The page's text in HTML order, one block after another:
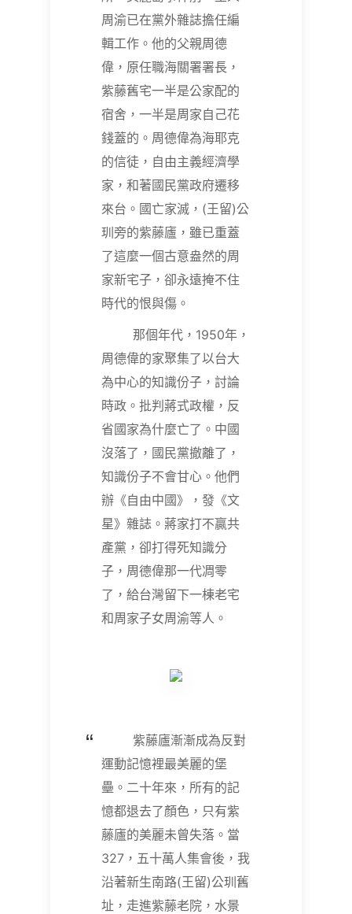
周渝已在黨外雜誌擔任編
輯工作。他的父親周德
偉，原任職海關署署長，
紫藤舊宅一半是公家配的
宿舍，一半是周家自己花
錢蓋的。周德偉為海耶克
的信徒，自由主義經濟學
家，和著國民黨政府遷移
來台。國亡家滅，(王留)公
玔旁的紫藤廬，雖已重蓋
了這麼一個古意盎然的周
家新宅子，卻永遠掩不住
時代的恨與傷。
那個年代，1950年，
周德偉的家聚集了以台大
為中心的知識份子，討論
時政。批判蔣式政權，反
省國家為什麼亡了。中國
沒落了，國民黨撤離了，
知識份子不會甘心。他們
辦《自由中國》，發《文
星》雜誌。蔣家打不贏共
產黨，卻打得死知識分
子，周德偉那一代凋零
了，給台灣留下一棟老宅
和周家子女周渝等人。
紫藤廬漸漸成為反對
運動記憶裡最美麗的堡
壘。二十年來，所有的記
憶都退去了顏色，只有紫
藤廬的美麗未曾失落。當
327，五十萬人集會後，我
沿著新生南路(王留)公玔舊
址，走進紫藤老院，水景